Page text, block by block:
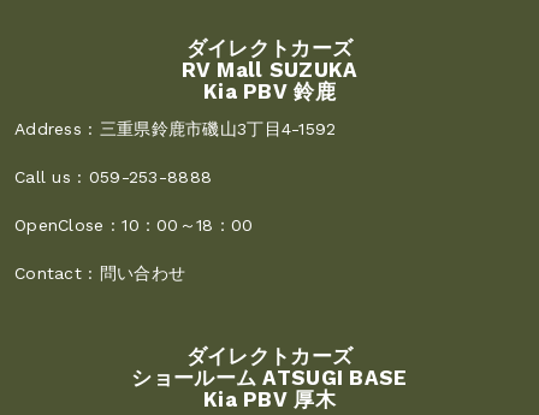
ダイレクトカーズ
RV Mall SUZUKA
Kia PBV 鈴鹿
Address : 三重県鈴鹿市磯山3丁目4-1592
Call us : 059-253-8888
OpenClose :10：00～18：00
Contact : 問い合わせ
ダイレクトカーズ
ショールーム ATSUGI BASE
Kia PBV 厚木